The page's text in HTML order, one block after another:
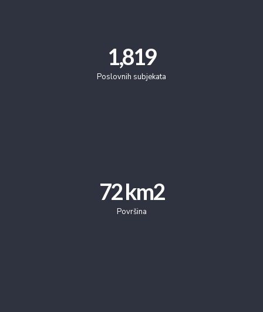
1,819
Poslovnih subjekata
72 km2
Površina